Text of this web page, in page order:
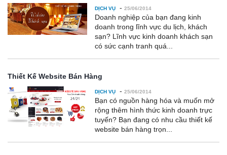
DỊCH VỤ - 25/06/2014
Doanh nghiệp của bạn đang kinh
doanh trong lĩnh vực du lịch, khách
sạn? Lĩnh vực kinh doanh khách sạn
có sức cạnh tranh quá...
Thiết Kế Website Bán Hàng
DỊCH VỤ - 25/06/2014
Bạn có nguồn hàng hóa và muốn mở
rộng thêm hình thức kinh doanh trực
tuyến? Bạn đang có nhu cầu thiết kế
website bán hàng trọn...